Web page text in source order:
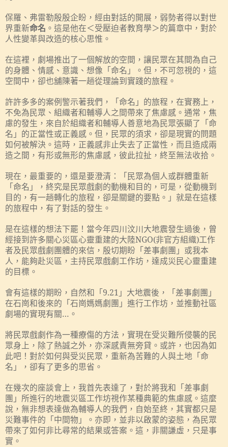
保羅、弗雷勒殷殷企盼，經由對話的開展，弱勢者得以對世
界重新命名 。這是他在＜受壓迫者教育學＞的篇章中，對於
人性變革與改造的核心思惟。
在這裡，劇場推出了一個解放的空間，讓民眾在其間為自己
的身體、情感、意識、想像「命名」。但，不可忽視的，這
空間中，卻也舖陳著一趟從理論到實踐的旅程。
許許多多的案例警示著我們，「命名」的旅程，在實務上，
不免為民眾、組織者和輔導人之間帶來了焦慮感。通常，焦
慮的發生，來自於組織者和輔導人善意地為民眾張顯了「命
名」的正當性或正義感。但，民眾的須求，卻是現實的問題
如何被解決。這時，正義感非止失去了正當性，而且造成兩
造之間，有形或無形的焦慮感，彼此拉扯，終至無法收拾。
現在，最重要的，還是要澄清：「民眾為個人或群體重新
「命名」，終究是民眾戲劇的動機和目的，可是，從動機到
目的，有一趟轉化的旅程，卻是關鍵的要點。」就是在這樣
的旅程中，有了對話的發生。
是在這樣的想法下罷！當今年四川汶川大地震發生過後，曾
經接到許多關心災區心靈重建的大陸NGO(非官方組織)工作
者及民眾戲劇團體的來信，殷切期盼「差事劇團」或我本
人，能夠赴災區，主持民眾戲劇工作坊，達成災民心靈重建
的目標。
會有這樣的期盼，自然和「9.21 」大地震後，「差事劇團」
在石崗和後來的「石崗媽媽劇團」進行工作坊，並推動社區
劇場的實現有關…。
將民眾戲劇作為一種療傷的方法，實現在受災難所侵襲的民
眾身上，除了熱誠之外，亦深感責無旁貸。或許，也因為如
此吧！對於如何與受災民眾，重新為苦難的人與土地「命
名」，卻有了更多的思省。
在幾次的座談會上，我首先表達了，對於將我和「差事劇
團」所進行的地震災區工作坊視作某種典範的焦慮感。這麼
說，無非想表達做為輔導人的我們，自始至終，其實都只是
災難事件的「中間物」。亦即，並非以啟蒙的姿態，為民眾
帶來了如何非比尋常的結果或答案。這，非關謙虛，只是事
實。